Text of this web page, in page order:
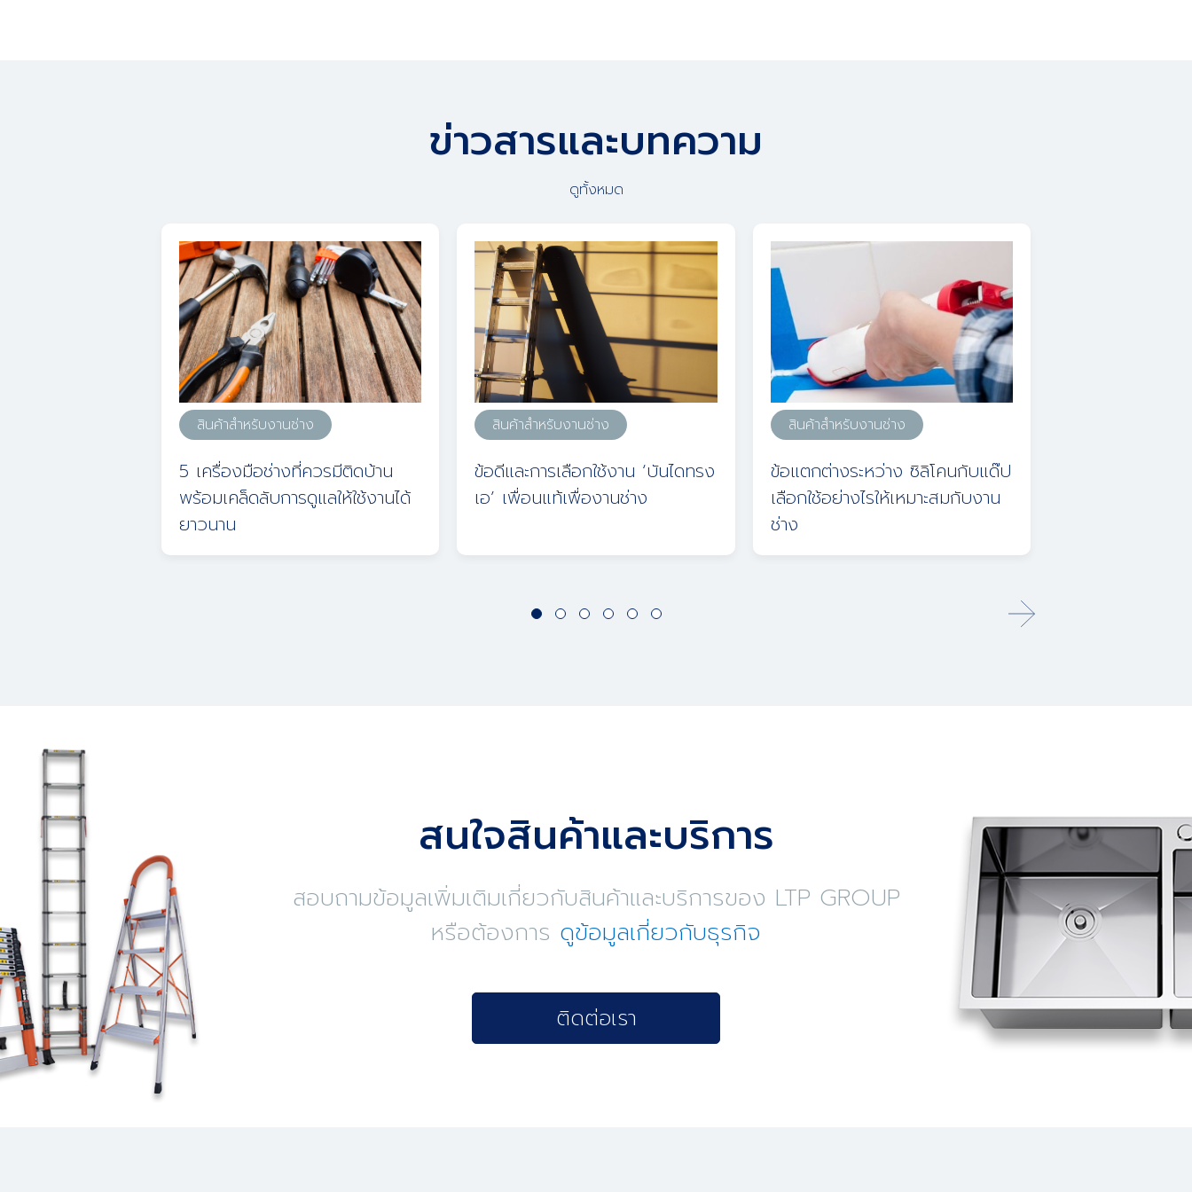
ข่าวสารและบทความ
ดูทั้งหมด
สินค้าสำหรับงานช่าง
5 เครื่องมือช่างที่ควรมีติดบ้าน
พร้อมเคล็ดลับการดูแลให้ใช้งานได้
ยาวนาน
สินค้าสำหรับงานช่าง
ข้อดีและการเลือกใช้งาน ‘บันไดทรง
เอ’ เพื่อนแท้เพื่องานช่าง
สินค้าสำหรับงานช่าง
ข้อแตกต่างระหว่าง ซิลิโคนกับแด๊ป
เลือกใช้อย่างไรให้เหมาะสมกับงาน
ช่าง
สนใจสินค้าและบริการ
สอบถามข้อมูลเพิ่มเติมเกี่ยวกับสินค้าและบริการของ LTP GROUP
หรือต้องการ ดูข้อมูลเกี่ยวกับธุรกิจ
ติดต่อเรา